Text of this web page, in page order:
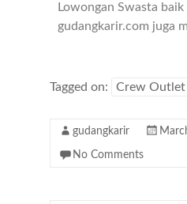
Lowongan Swasta
gudangkarir.com juga
Tagged on: Crew Outlet
gudangkarir
No Comments